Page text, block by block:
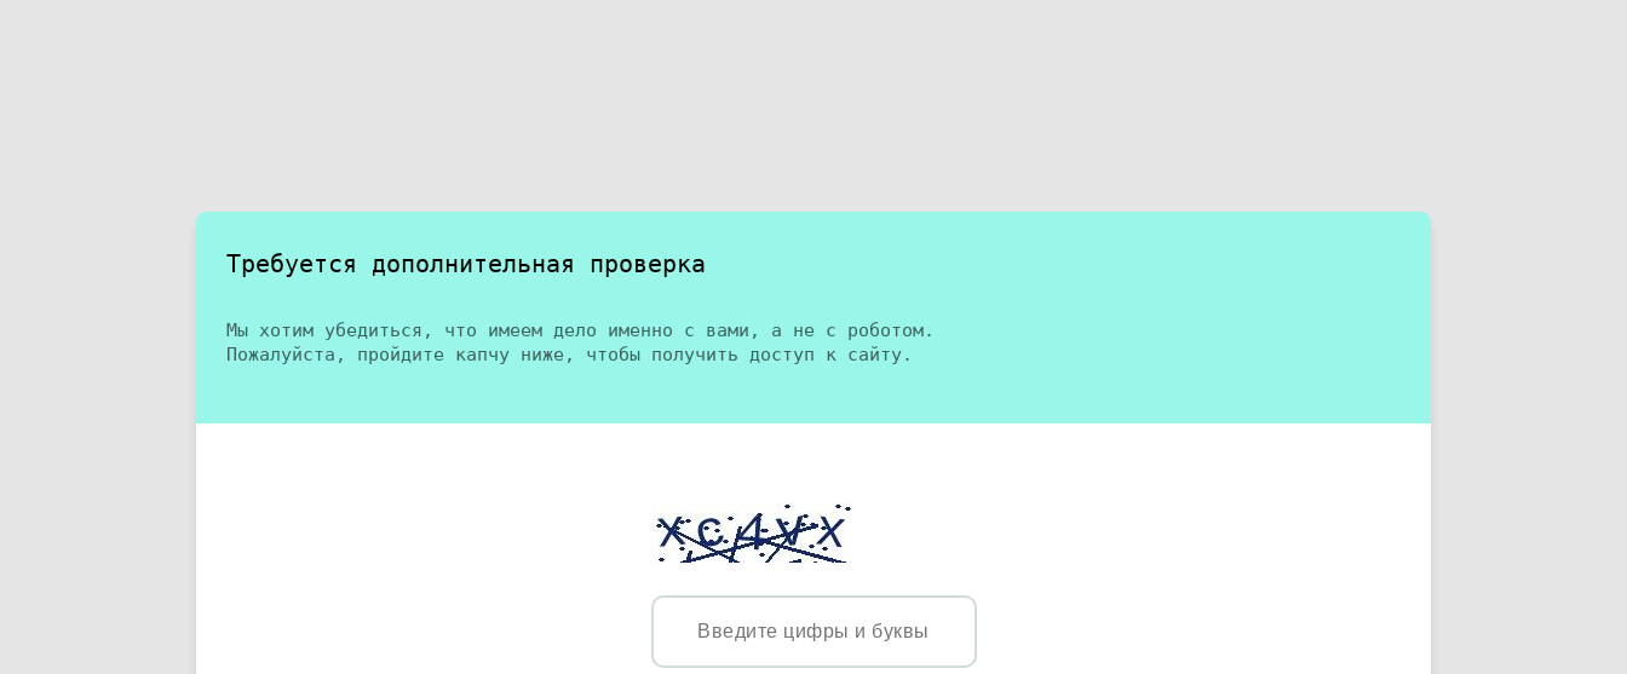
Требуется дополнительная проверка
Мы хотим убедиться, что имеем дело именно с вами, а не с роботом.
Пожалуйста, пройдите капчу ниже, чтобы получить доступ к сайту.